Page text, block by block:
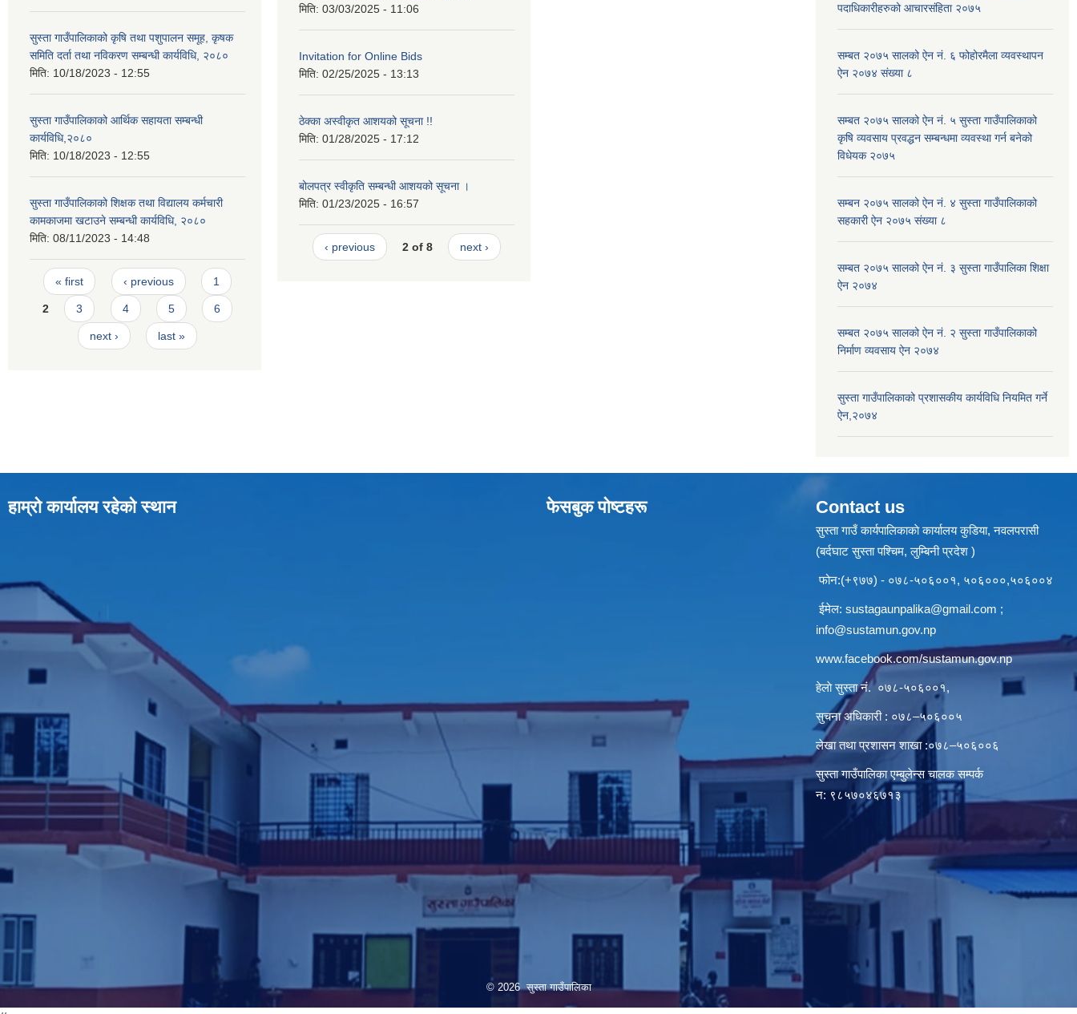
सुस्ता गाउँपालिकाको कृषि तथा पशुपालन समूह, कृषक
समिति दर्ता तथा नविकरण सम्बन्धी कार्यविधि, २०८०
मिति: 10/18/2023 - 12:55
सुस्ता गाउँपालिकाको आर्थिक सहायता सम्बन्धी
कार्यविधि,२०८०
मिति: 10/18/2023 - 12:55
सुस्ता गाउँपालिकाको शिक्षक तथा विद्यालय कर्मचारी
कामकाजमा खटाउने सम्बन्धी कार्यविधि, २०८०
मिति: 08/11/2023 - 14:48
Pages
« first ‹ previous 1
2 3 4 5 6
next › last »
मिति: 03/03/2025 - 11:06
Invitation for Online Bids
मिति: 02/25/2025 - 13:13
ठेक्का अस्वीकृत आशयको सूचना !!
मिति: 01/28/2025 - 17:12
बोलपत्र स्वीकृति सम्बन्धी आशयको सूचना ।
मिति: 01/23/2025 - 16:57
‹ previous 2 of 8 next ›
पदाधिकारीहरुको आचारसंहिता २०७५
सम्बत २०७५ सालको ऐन नं. ६ फोहोरमैला व्यवस्थापन
ऐन २०७४ संख्या ८
सम्बत २०७५ सालको ऐन नं. ५ सुस्ता गाउँपालिकाको
कृषि व्यवसाय प्रवद्धन सम्बन्धमा व्यवस्था गर्न बनेको
विधेयक २०७५
सम्बन २०७५ सालको ऐन नं. ४ सुस्ता गाउँपालिकाको
सहकारी ऐन २०७५ संख्या ८
सम्बत २०७५ सालको ऐन नं. ३ सुस्ता गाउँपालिका शिक्षा
ऐन २०७४
सम्बत २०७५ सालको ऐन नं. २ सुस्ता गाउँपालिकाको
निर्माण व्यवसाय ऐन २०७४
सुस्ता गाउँपालिकाको प्रशासकीय कार्यविधि नियमित गर्ने
ऐन,२०७४
हाम्रो कार्यालय रहेको स्थान फेसबुक पाेष्टहरू Contact us
सुस्ता गाउँ कार्यपालिकाकाे कार्यालय कुडिया, नवलपरासी
(बर्दघाट सुस्ता पश्चिम, लुम्बिनी प्रदेश )
फोन:(+९७७) - ०७८-५०६००१, ५०६०००,५०६००४
ईमेल: sustagaunpalika@gmail.com ;
info@sustamun.gov.np
www.facebook.com/sustamun.gov.np
हेलाे सुस्ता नं.०७८-५०६००१,
सुचना अधिकारी : ०७८–५०६००५
लेखा तथा प्रशासन शाखा :०७८–५०६००६
सुस्ता गाउँपालिका एम्बुलेन्स चालक सम्पर्क
न‌‍: ९८५७०४६७१३
© 2026 सुस्ता गाउँपालिका